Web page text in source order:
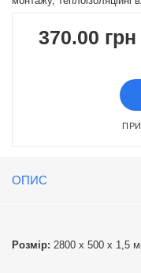
привабливим вибором
370.00 грн
ОПИС
Розмір: 2800 х 500 х 1,5